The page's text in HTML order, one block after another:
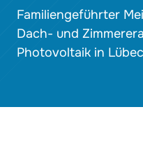
Dach- und
Photovoltaik in